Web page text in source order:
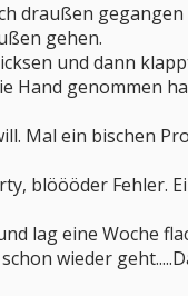
draußen
gehen.
und dann
Hand genommen
Mal ein bischen
blöööder Fehler.
lag eine Woche
wieder